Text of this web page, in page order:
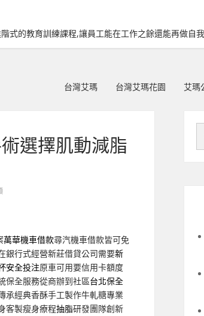
式的教育訓練課程,讓員工能在工作之餘還能再做自
台灣艾瑪 台灣艾瑪花園 艾瑪
選擇肌動減脂
萬華機車借款尋汽機車借款皆可免
銀行式經營新莊借貸公司需要新
安全投注原車可用要信用卡額度
保全服務從商辦到社區台北保全
承經典香酥手工製作牛軋糖專業
客製瘦身療程抽脂研發團隊創新